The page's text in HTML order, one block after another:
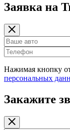
Заявка на
Нажимая кнопку
персональных
Закажите